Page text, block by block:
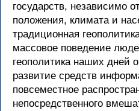
государств, независимо
положения, климата и
традиционная
массовое поведение
геополитика наших дней
развитие средств
повсеместное
непосредственного